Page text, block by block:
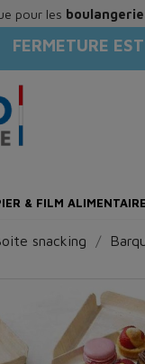
pour les
FERMETURE
& FILM ALIMENTAIRE
snacking